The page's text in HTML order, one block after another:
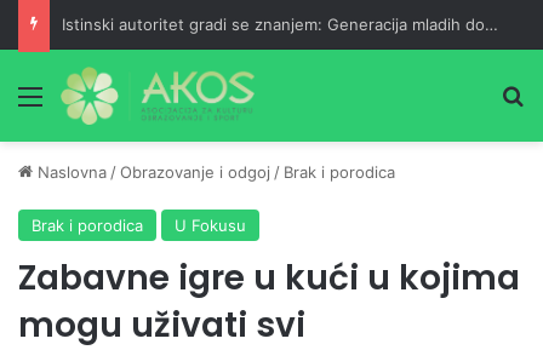
Istinski autoritet gradi se znanjem: Generacija mladih doktorica
Meni
Naslovna /Obrazovanje i odgoj / Brak i porodica
Brak i porodica U Fokusu
Zabavne igre u kući u kojima
mogu uživati svi